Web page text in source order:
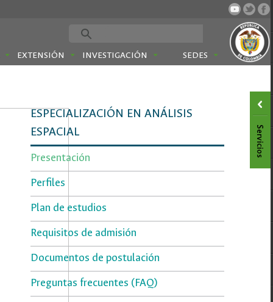
EXTENSIÓN INVESTIGACIÓN SEDES
ESPECIALIZACIÓN EN ANÁLISIS
ESPACIAL
Presentación
Perfiles
Plan de estudios
Requisitos de admisión
Documentos de postulación
Preguntas frecuentes (FAQ)